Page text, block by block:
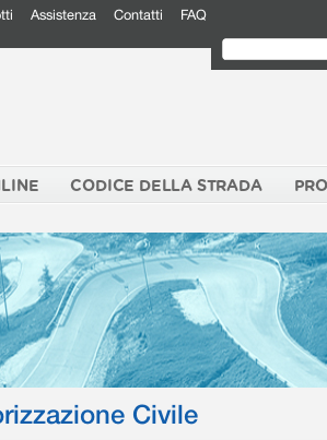
Assistenza Contatti FAQ
CODICE DELLA STRADA
Civile